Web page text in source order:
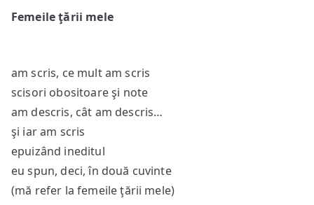
Femeile ţării mele
am scris, ce mult am scris
scisori obositoare şi note
am descris, cât am descris…
şi iar am scris
epuizând ineditul
eu spun, deci, în două cuvinte
(mă refer la femeile ţării mele)